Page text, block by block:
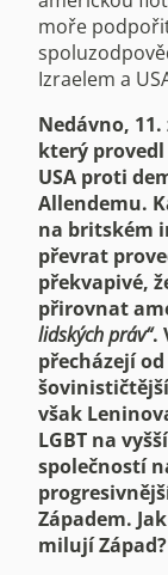
moře
Izraelem a
Nedávno,
který
USA proti
Allendemu.
na britském
převrat
překvapivé,
přirovnat
lidských práv“.
přecházejí
však
LGBT na
společností
Západem.
milují Západ?